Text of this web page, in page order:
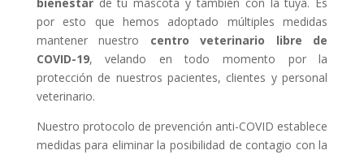
por esto que hemos adoptado múltiples medidas
mantener nuestro centro veterinario libre de
COVID-19, velando en todo momento por la
protección de nuestros pacientes, clientes y personal
veterinario.
Nuestro protocolo de prevención anti-COVID establece
medidas para eliminar la posibilidad de contagio con la